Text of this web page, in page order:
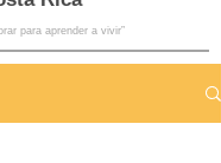
para aprender a vivir”